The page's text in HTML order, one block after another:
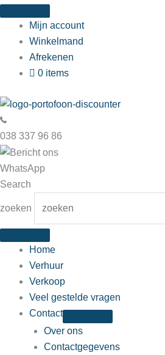
Ga
inhoud
Mijn account
Winkelmand
Afrekenen
0 items
038 337 96 86
WhatsApp
Search
zoeken
Home
Verhuur
Verkoop
Veel gestelde vragen
Contact
Over ons
Contactgegevens